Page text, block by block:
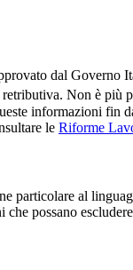
dal Governo
Non è più
informazioni fin
le Riforme
particolare al
possano